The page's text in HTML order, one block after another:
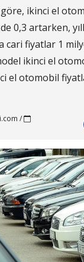
ikinci el
0,3 artarken,
cari fiyatlar 1
ikinci el
el otomobil
/